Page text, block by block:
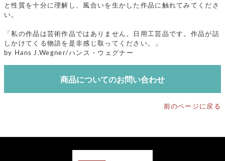
と性質を十分に理解し、風合いを生かした作品に触れてみてくださ
い。
「私の作品は芸術作品ではありません。日用工芸品です。作品が話
しかけてくる物語を是非感じ取ってください。」
by Hans J.Wegner/ハンス・ウェグナー
商品についてのお問い合わせ
前のページに戻る